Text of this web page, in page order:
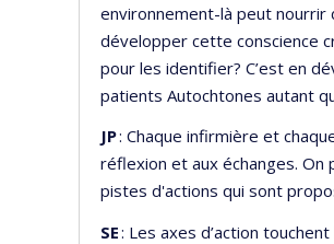
environnement-là peut nourrir
développer cette conscience
pour les identifier? C’est en
patients Autochtones autant
JP: Chaque infirmière et
réflexion et aux échanges.
pistes d'actions qui sont
SE: Les axes d’action